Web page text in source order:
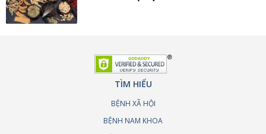
TÌM HIỂU
BỆNH XÃ HỘI
BỆNH NAM KHOA